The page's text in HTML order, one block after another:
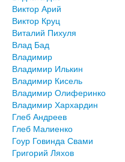
Виктор Арий
Виктор Круц
Виталий Пихуля
Влад Бад
Владимир
Владимир Илькин
Владимир Кисель
Владимир Олиферинко
Владимир Хархардин
Глеб Андреев
Глеб Малиенко
Гоур Говинда Свами
Григорий Ляхов